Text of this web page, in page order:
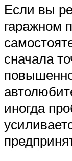
Если вы
гаражном
сначала
иногда